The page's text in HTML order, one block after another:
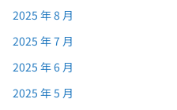
2025 年 8 月
2025 年 7 月
2025 年 6 月
2025 年 5 月